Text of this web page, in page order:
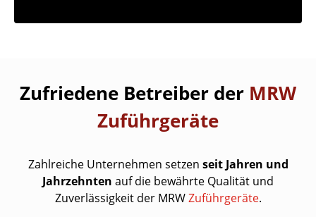
Zufriedene Betreiber der MRW
Zuführgeräte
Zahlreiche Unternehmen setzen seit Jahren und
Jahrzehnten auf die bewährte Qualität und
Zuverlässigkeit der MRWZuführgeräte.